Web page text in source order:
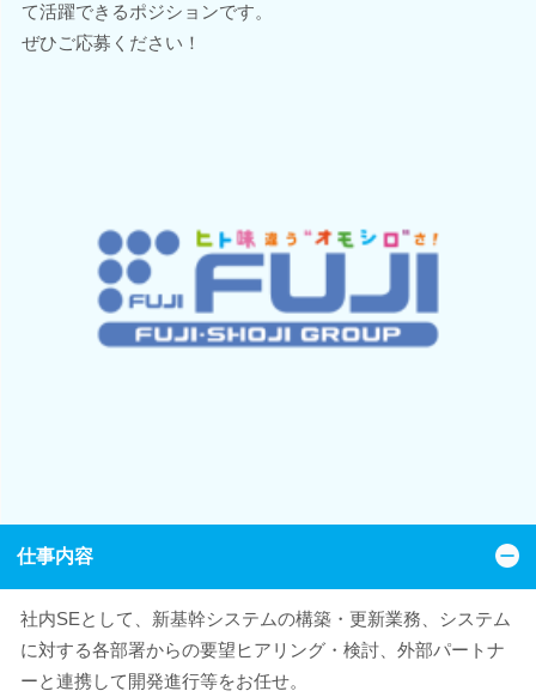
て活躍できるポジションです。
ぜひご応募ください！
仕事内容
社内SEとして、新基幹システムの構築・更新業務、システム
に対する各部署からの要望ヒアリング・検討、外部パートナ
ーと連携して開発進行等をお任せ。